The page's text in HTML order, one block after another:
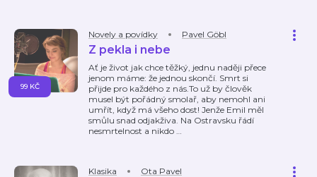
Novely a povídky Pavel Göbl
Z pekla i nebe
Ať je život jak chce těžký, jednu naději přece
jenom máme: že jednou skončí. Smrt si
přijde pro každého z nás.To už by člověk
musel být pořádný smolař, aby nemohl ani
umřít, když má všeho dost! Jenže Emil měl
smůlu snad odjakživa. Na Ostravsku řádí
nesmrtelnost a nikdo …
99 KČ
Klasika Ota Pavel